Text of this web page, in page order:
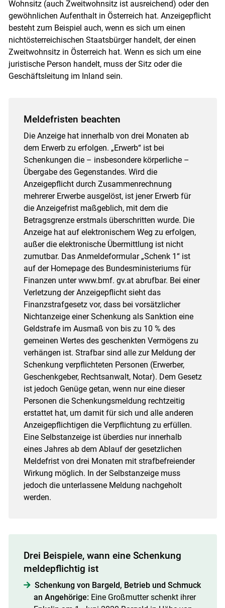
Wohnsitz (auch Zweitwohnsitz ist ausreichend) oder den
gewöhnlichen Aufenthalt in Österreich hat. Anzeigepflicht
besteht zum Beispiel auch, wenn es sich um einen
nichtösterreichischen Staatsbürger handelt, der einen
Zweitwohnsitz in Österreich hat. Wenn es sich um eine
juristische Person handelt, muss der Sitz oder die
Geschäftsleitung im Inland sein.
Meldefristen beachten
Die Anzeige hat innerhalb von drei Monaten ab
dem Erwerb zu erfolgen. „Erwerb“ ist bei
Schenkungen die – insbesondere körperliche –
Übergabe des Gegenstandes. Wird die
Anzeigepflicht durch Zusammenrechnung
mehrerer Erwerbe ausgelöst, ist jener Erwerb für
die Anzeigefrist maßgeblich, mit dem die
Betragsgrenze erstmals überschritten wurde. Die
Anzeige hat auf elektronischem Weg zu erfolgen,
außer die elektronische Übermittlung ist nicht
zumutbar. Das Anmeldeformular „Schenk 1“ ist
auf der Homepage des Bundesministeriums für
Finanzen unter www.bmf. gv.at abrufbar. Bei einer
Verletzung der Anzeigepflicht sieht das
Finanzstrafgesetz vor, dass bei vorsätzlicher
Nichtanzeige einer Schenkung als Sanktion eine
Geldstrafe im Ausmaß von bis zu 10 % des
gemeinen Wertes des geschenkten Vermögens zu
verhängen ist. Strafbar sind alle zur Meldung der
Schenkung verpflichteten Personen (Erwerber,
Geschenkgeber, Rechtsanwalt, Notar). Dem Gesetz
ist jedoch Genüge getan, wenn nur eine dieser
Personen die Schenkungsmeldung rechtzeitig
erstattet hat, um damit für sich und alle anderen
Anzeigepflichtigen die Verpflichtung zu erfüllen.
Eine Selbstanzeige ist überdies nur innerhalb
eines Jahres ab dem Ablauf der gesetzlichen
Meldefrist von drei Monaten mit strafbefreiender
Wirkung möglich. In der Selbstanzeige muss
jedoch die unterlassene Meldung nachgeholt
werden.
Drei Beispiele, wann eine Schenkung
meldepflichtig ist
Schenkung von Bargeld, Betrieb und Schmuck
an Angehörige: Eine Großmutter schenkt ihrer